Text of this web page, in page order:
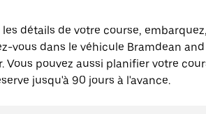
détails de votre course,
vous dans le véhicule Bramdean
Vous pouvez aussi planifier votre
jusqu'à 90 jours à l'avance.